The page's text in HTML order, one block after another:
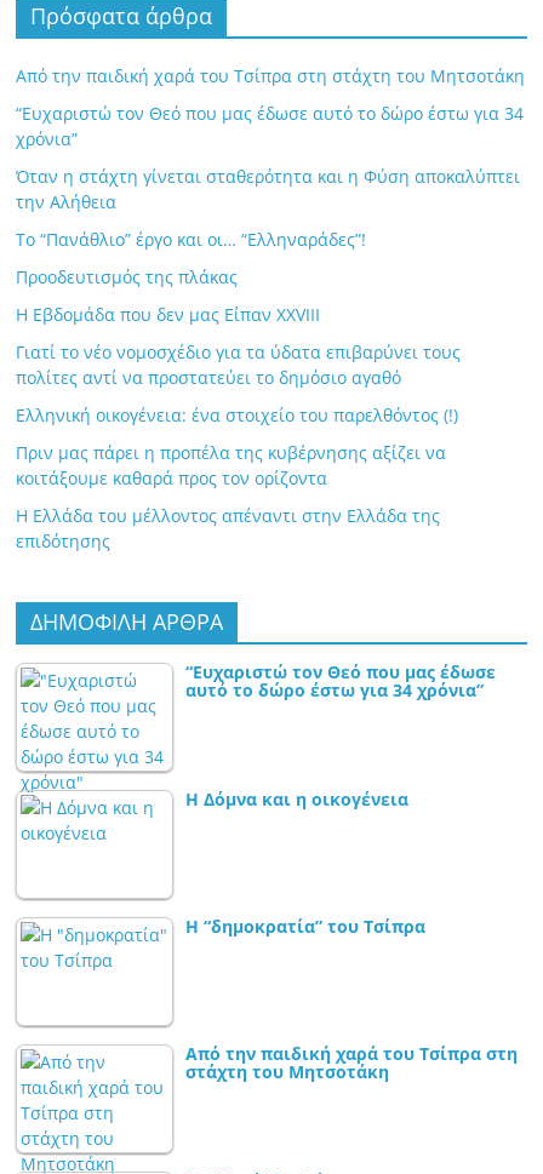
Πρόσφατα άρθρα
Από την παιδική χαρά του Τσίπρα στη στάχτη του Μητσοτάκη
“Ευχαριστώ τον Θεό που μας έδωσε αυτό το δώρο έστω για 34
χρόνια”
Όταν η στάχτη γίνεται σταθερότητα και η Φύση αποκαλύπτει
την Αλήθεια
Το “Πανάθλιο” έργο και οι… “Ελληναράδες”!
Προοδευτισμός της πλάκας
Η Εβδομάδα που δεν μας Είπαν XXVIII
Γιατί το νέο νομοσχέδιο για τα ύδατα επιβαρύνει τους
πολίτες αντί να προστατεύει το δημόσιο αγαθό
Ελληνική οικογένεια: ένα στοιχείο του παρελθόντος (!)
Πριν μας πάρει η προπέλα της κυβέρνησης αξίζει να
κοιτάξουμε καθαρά προς τον ορίζοντα
Η Ελλάδα του μέλλοντος απέναντι στην Ελλάδα της
επιδότησης
ΔΗΜΟΦΙΛΗ ΑΡΘΡΑ
“Ευχαριστώ τον Θεό που μας έδωσε
αυτό το δώρο έστω για 34 χρόνια”
Η Δόμνα και η οικογένεια
Η “δημοκρατία” του Τσίπρα
Από την παιδική χαρά του Τσίπρα στη
στάχτη του Μητσοτάκη